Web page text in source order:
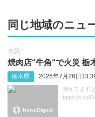
同じ地域のニュ
火災
焼肉店“牛角“で火災 栃
栃木県 2026年7月26日
燃えてます
https://t.co/